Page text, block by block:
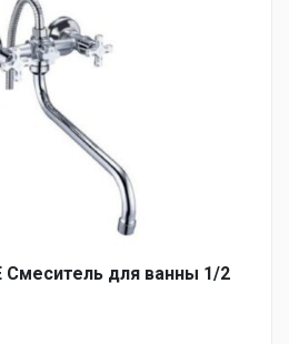
Смеситель для ванны 1/2